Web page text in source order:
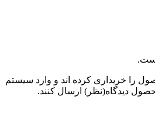
را خریداری کرده اند و وارد سیستم
دیدگاه(نظر) ارسال کنند.